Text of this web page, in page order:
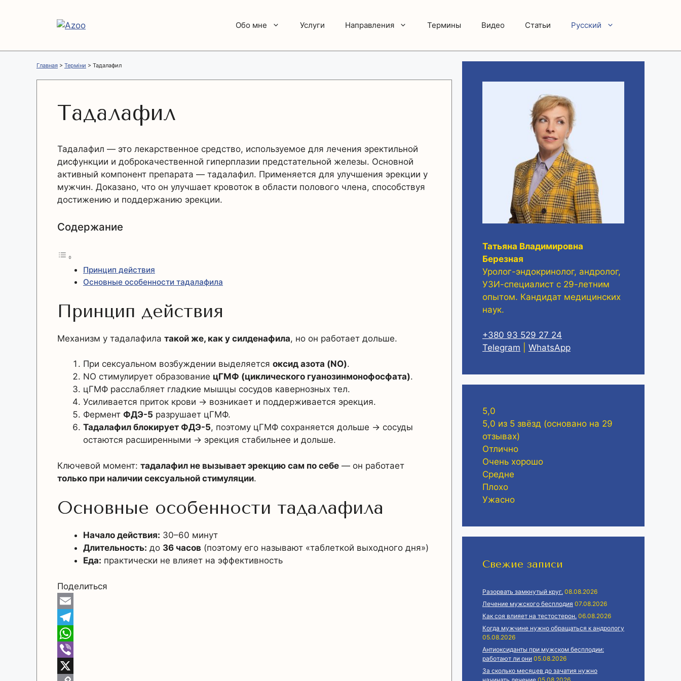
Обо мне Услуги Направления Термины Видео Статьи Русский
Главная > Терміни > Тадалафил
Тадалафил
Тадалафил — это лекарственное средство, используемое для лечения эректильной
дисфункции и доброкачественной гиперплазии предстательной железы. Основной
активный компонент препарата — тадалафил. Применяется для улучшения эрекции у
мужчин. Доказано, что он улучшает кровоток в области полового члена, способствуя
достижению и поддержанию эрекции.
Содержание
Принцип действия
Основные особенности тадалафила
Принцип действия
Механизм у тадалафила такой же, как у силденафила, но он работает дольше.
При сексуальном возбуждении выделяется оксид азота (NO).
NO стимулирует образование цГМФ (циклического гуанозинмонофосфата).
цГМФ расслабляет гладкие мышцы сосудов кавернозных тел.
Усиливается приток крови → возникает и поддерживается эрекция.
Фермент ФДЭ-5 разрушает цГМФ.
Тадалафил блокирует ФДЭ-5, поэтому цГМФ сохраняется дольше → сосуды
остаются расширенными → эрекция стабильнее и дольше.
Ключевой момент: тадалафил не вызывает эрекцию сам по себе — он работает
только при наличии сексуальной стимуляции.
Основные особенности тадалафила
Начало действия: 30–60 минут
Длительность: до 36 часов (поэтому его называют «таблеткой выходного дня»)
Еда: практически не влияет на эффективность
Поделиться
E
m
a
T
e
W
hV
Татьяна Владимировна
Березная
Уролог-эндокринолог, андролог,
УЗИ-специалист с 29-летним
опытом. Кандидат медицинских
наук.
+380 93 529 27 24
Telegram
WhatsApp
5,0
5,0 из 5 звёзд (основано на 29
отзывах)
Отлично
Очень хорошо
Средне
Плохо
Ужасно
Свежие записи
Разорвать замкнутый круг. 08.08.2026
Лечение мужского бесплодия 07.08.2026
Как соя влияет на тестостерон. 06.08.2026
Когда мужчине нужно обращаться к андрологу
05.08.2026
Антиоксиданты при мужском бесплодии:
работают ли они 05.08.2026
За сколько месяцев до зачатия нужно